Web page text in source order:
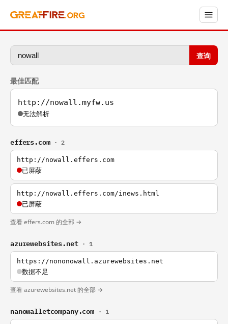
查询
最佳匹配
http://nowall.myfw.us
无法解析
effers.com · 2
http://nowall.effers.com
已屏蔽
http://nowall.effers.com/inews.html
已屏蔽
查看 effers.com 的全部 →
azurewebsites.net · 1
https://nononowall.azurewebsites.net
数据不足
查看 azurewebsites.net 的全部 →
nanowalletcompany.com · 1